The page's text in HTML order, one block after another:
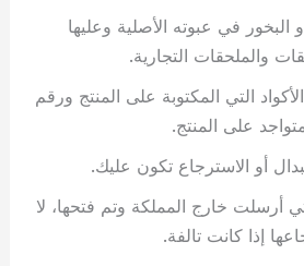
في عبوته الأصلية وعليها
والملحقات التجارية.
التي المكتوبة على المنتج ورقم
على المنتج.
أو الاسترجاع تكون عليك.
أرسلت خارج المملكة وتم فتحها، لا
إذا كانت تالفة.